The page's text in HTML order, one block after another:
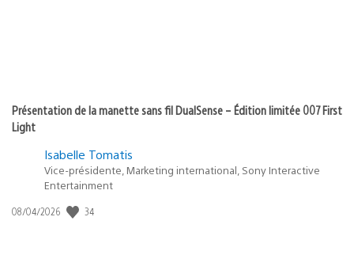
Présentation de la manette sans fil DualSense – Édition limitée 007 First
Light
Isabelle Tomatis
Vice-présidente, Marketing international, Sony Interactive
Entertainment
Date
08/04/2026 34